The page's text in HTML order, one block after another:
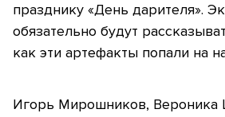
празднику «День дарителя».
обязательно будут
как эти артефакты попали на
Игорь Мирошников, Вероника